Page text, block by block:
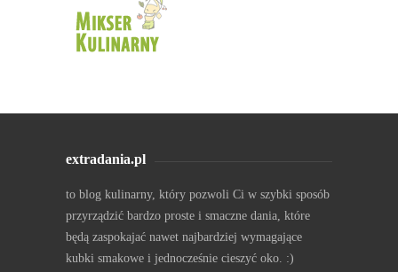
extradania.pl
to blog kulinarny, który pozwoli Ci w szybki sposób
przyrządzić bardzo proste i smaczne dania, które
będą zaspokajać nawet najbardziej wymagające
kubki smakowe i jednocześnie cieszyć oko. :)